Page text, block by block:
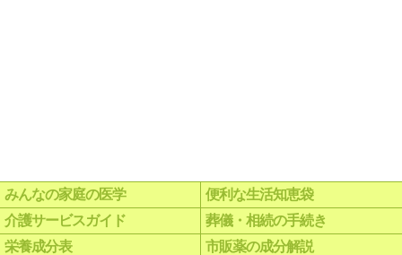
みんなの家庭の医学
便利な生活知恵袋
介護サービスガイド
葬儀・相続の手続き
栄養成分表
市販薬の成分解説